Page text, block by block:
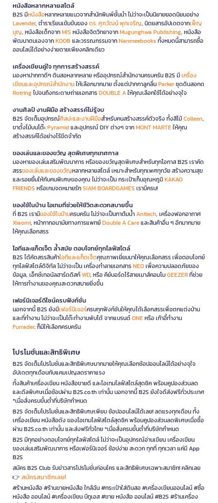
หนังสือหลากหลายสไตล์
B2S มีหนังสือหลากหลายแนวจากสำนักพิมพ์ชั้นนำ ไม่ว่าจะเป็นนิยายยอดนิยมอย่าง
Lavender, ตำราเรียนเข้มข้นของดร. ศุภวัฒน์ พุกเจริญ, นิตยสารอัปเดตจากเพ็ญ
บุญ, หนังสือเด็กจากMIS หนังสือจิตวิทยาจากMugunghwa Publishing, หนังสือ
พัฒนาตนเองจากKOOB และวรรณกรรมจากNanmeebooks ทั้งหมดนี้สามารถซื้อ
ออนไลน์ได้อย่างง่ายดายเพียงคลิกเดียว
เครื่องเขียนคู่ใจ ทุกการสร้างสรรค์
มองหาปากกาดีๆ ดินสอหลากหลาย หรืออุปกรณ์สำนักงานครบครัน B2S มีเครื่อง
เขียนและอุปกรณ์สำนักงานให้เลือกมากมาย ตั้งแต่ปากกาลูกลื่นParkerชุดดินสอกด
Rotringไปจนถึงกระดาษถ่ายเอกสารDOUBLE Aให้คุณเลือกใช้ได้อย่างจุใจ
งานศิลป์ งานฝีมือ สร้างสรรค์ไม่รู้จบ
B2S จัดเต็มอุปกรณ์ศิลปะและงานฝีมือสำหรับคนสร้างสรรค์ตัวจริง ทั้งสีไม้Colleen,
ขาตั้งไม้บนโต๊ะPyramidและอุปกรณ์ DIY ต่างๆ จากMONT MARTEให้คุณ
สร้างสรรค์ได้อย่างไร้ขีดจำกัด
ของเล่นและของขวัญ สุดพิเศษทุกเทศกาล
มองหาของเล่นเสริมพัฒนาการ หรือของขวัญสุดพิเศษสำหรับทุกโอกาส B2S เราคัด
สรรของเล่นและของขวัญหลากหลายสไตล์ เหมาะสำหรับทุกเพศทุกวัย สร้างความสุข
และรอยยิ้มให้กับคนพิเศษของคุณ ไม่ว่าจะเป็น กระเป๋าเก็บอุณหภูมิKAKAO
FRIENDS หรือเกมจดหมายรักSIAM BOARDGAMES เรามีครบ!
ของใช้ในบ้าน ไอเทมที่ช่วยให้ชีวิตสะดวกสบายขึ้น
ที่ B2S เรามีของใช้ในบ้านครบครัน ไม่ว่าจะเป็นกาต้มน้ำAnitech, เครื่องฟอกอากาศ
Xiaomi, หน้ากากอนามัยทางการแพทย์Double A Careและสินค้าอื่น ๆ อีกมากมาย
ให้คุณเลือกสรร
ไอทีและแก็ดเจ็ต ล้ำสมัย ตอบโจทย์ทุกไลฟ์สไตล์
B2S ได้คัดสรรสินค้าไอทีและแก็ดเจ็ตคุณภาพเยี่ยมมาให้คุณเลือกสรร เพื่อตอบโจทย์
ทุกไลฟ์สไตล์ดิจิทัล ไม่ว่าจะเป็น เครื่องทำลายเอกสารNEOเพื่อความปลอดภัยของ
ข้อมูล, เอ็กซ์เทอนัลฮาร์ดดิสก์WD, หรือ คีย์บอร์ดไร้สายเมาส์คอมโบGEEZERที่ช่วย
ให้การทำงานของคุณสะดวกสบายยิ่งขึ้น
เฟอร์นิเจอร์ดีไซน์ครบฟังก์ชั่น
นอกจากนี้ B2S ยังมีเฟอร์นิเจอร์ครบทุกฟังก์ชันให้คุณได้เลือกสรรเพื่อตกแต่งบ้าน
และที่ทำงาน ไม่ว่าจะเป็นโต๊ะทำงานพับได้ จากแบรนด์ONEหรือ เก้าอี้ทำงาน
Furradecก็มีให้เลือกครบครัน
โปรโมชั่นและสิทธิพิเศษ
B2S จัดเต็มโปรโมชั่นและสิทธิพิเศษมากมายให้คุณเลือกช้อปออนไลน์ได้อย่างจุใจ
อัปเดตทุกเดือนกับแคมเปญลดราคาแรง
ทั้งสินค้าเครื่องเขียน หนังสือขายดี และไอเทมไลฟ์สไตล์สุดชิค พร้อมคูปองส่วนลด
และดีลพิเศษเมื่อช้อปผ่าน B2S.co.th เท่านั้น นอกจากนี้ B2S ยังใจดีส่งฟรีทั่วประเทศ
*เมื่อสั่งครบขั้นต่ำที่บริษัทกำหนด
B2S จัดเต็มโปรโมชั่นและสิทธิพิเศษเพียบ ช้อปออนไลน์ได้เลย! ลดแรงทุกเดือน ทั้ง
เครื่องเขียน หนังสือดัง ของไอเทมไลฟ์สไตล์สุดชิค พร้อมคูปองส่วนลดพิเศษเมื่อซื้อ
ผ่าน B2S.co.th เท่านั้น และส่งฟรีทั่วไทย *เมื่อสั่งครบขั้นต่ำที่บริษัทกำหนด
B2S มีทุกอย่างตอบโจทย์ทุกไลฟ์สไตล์ ไม่ว่าจะเป็นอุปกรณ์อ่านเขียน เครื่องเขียน
ของเล่นเสริมพัฒนาการ หรือเฟอร์นิเจอร์ ช้อปง่าย สะดวก ทุกที่ ทุกเวลา แค่มี App
B2S
สมัคร B2S Club รับข่าวสารโปรโมชั่นก่อนใคร และสิทธิพิเศษเฉพาะสมาชิก! คลิกเลย
👉 สมัครสมาชิกเลย!
#ร้านหนังสือ #ร้านขายหนังสือ ใกล้ฉัน #กระเป๋าใส่ดินสอ #เครื่องเขียนออนไลน์ #ซื้อ
หนังสือ ออนไลน์ #เครื่องเขียน บีทูเอส #ขาย หนังสือ ออนไลน์ #B2S #ร้านเครื่อง